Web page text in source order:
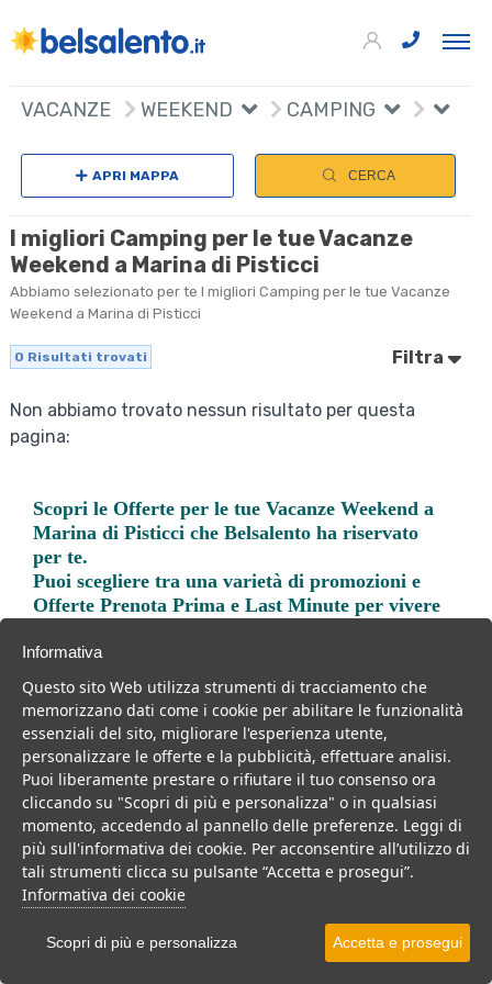
VACANZE WEEKEND CAMPING
APRI MAPPA CERCA
I migliori Camping per le tue Vacanze
Weekend a Marina di Pisticci
Abbiamo selezionato per te I migliori Camping per le tue Vacanze
Weekend a Marina di Pisticci
0 Risultati trovati Filtra
Non abbiamo trovato nessun risultato per questa
pagina:
Scopri leOfferte per le tue Vacanze Weekend a
Marina di Pisticci che Belsalento ha riservato
per te.
Puoi scegliere tra una varietà di promozioni e
Offerte Prenota Prima e Last Minute per vivere
Trova la soluzione migliore per la tua prossima
vacanza.
Noi di belsalento.it abbiamo selezionato per te le migliori mete, i
migliori servizi, le migliori offerte per il tuo prossimo viaggio.
Informativa
Questo sito Web utilizza strumenti di tracciamento che
memorizzano dati come i cookie per abilitare le funzionalità
essenziali del sito, migliorare l'esperienza utente,
personalizzare le offerte e la pubblicità, effettuare analisi.
Puoi liberamente prestare o rifiutare il tuo consenso ora
cliccando su "Scopri di più e personalizza" o in qualsiasi
momento, accedendo al pannello delle preferenze. Leggi di
più sull'informativa dei cookie. Per acconsentire all’utilizzo di
tali strumenti clicca su pulsante “Accetta e prosegui”.
Informativa dei cookie
Scopri di più e personalizza Accetta e prosegui